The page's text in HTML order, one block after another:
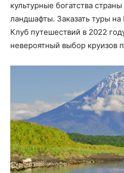
культурные богатства
ландшафты. Заказать туры
Клуб путешествий в 2022
невероятный выбор круизов